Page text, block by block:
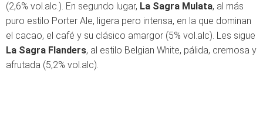
(2,6% vol.alc.). En segundo lugar, La Sagra Mulata, al más
puro estilo Porter Ale, ligera pero intensa, en la que dominan
el cacao, el café y su clásico amargor (5% vol.alc). Les sigue
La Sagra Flanders, al estilo Belgian White, pálida, cremosa y
afrutada (5,2% vol.alc).